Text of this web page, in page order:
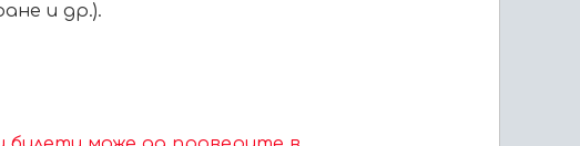
и др.).